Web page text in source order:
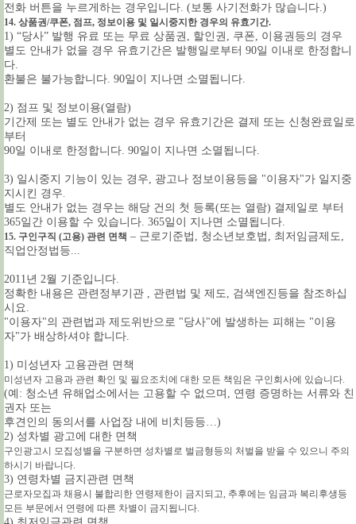
전화 버튼을 누르게하는 경우입니다. (보통 사기전화가 많습니다.)
14. 상품권/쿠폰, 점프, 정보이용 및 일시중지한 경우의 유효기간.
1) “당사” 발행 유료 또는 무료 상품권, 할인권, 쿠폰, 이용권등의 경우
별도 안내가 없을 경우 유효기간은 발행일로부터 90일 이내로 한정합니
다.
환불은 불가능합니다. 90일이 지나면 소멸됩니다.
2) 점프 및 정보이용(열람)
기간제 또는 별도 안내가 없는 경우 유효기간은 결제 또는 신청완료일로
부터
90일 이내로 한정합니다. 90일이 지나면 소멸됩니다.
3) 일시중지 기능이 있는 경우, 광고나 정보이용등을 "이용자"가 일지중
지시킨 경우.
별도 안내가 없는 경우는 해당 건의 첫 등록(또는 열람) 결제일로 부터
365일간 이용할 수 있습니다. 365일이 지나면 소멸됩니다.
15. 구인구직 (고용) 관련 면책 – 근로기준법, 청소년보호법, 최저임금제도,
직업안정법등...
2011년 2월 기준입니다.
정확한 내용은 관련정부기관 , 관련법 및 제도, 검색엔진등을 참조하십
시요.
"이용자"의 관련법과 제도위반으로 "당사"에 발생하는 피해는 "이용
자"가 배상하셔야 합니다.
1) 미성년자 고용관련 면책
미성년자 고용과 관련 확인 및 필요조치에 대한 모든 책임은 구인회사에 있습니다.
(예: 청소년 유해업소에서는 고용할 수 없으며, 연령 증명하는 서류와 친
권자 또는
후견인의 동의서를 사업장 내에 비치등등…)
2) 성차별 광고에 대한 면책
구인광고시 모집성별을 구분하면 성차별로 벌금형등의 처벌을 받을 수 있으니 주의
하시기 바랍니다.
3) 연령차별 금지관련 면책
근로자모집과 채용시 불합리한 연령제한이 금지되고, 추후에는 임금과 복리후생등
모든 부문에서 연령에 따른 차별이 금지됩니다.